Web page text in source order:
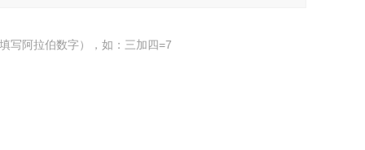
写阿拉伯数字），如：三加四=7